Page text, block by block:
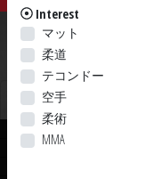
マット
Interest
マット
柔道
テコンドー
空手
柔術
MMA